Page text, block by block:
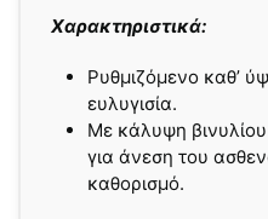
Χαρακτηριστικά:
Ρυθμιζόμενο καθ’
ευλυγισία.
Με κάλυψη
για άνεση του
καθορισμό.